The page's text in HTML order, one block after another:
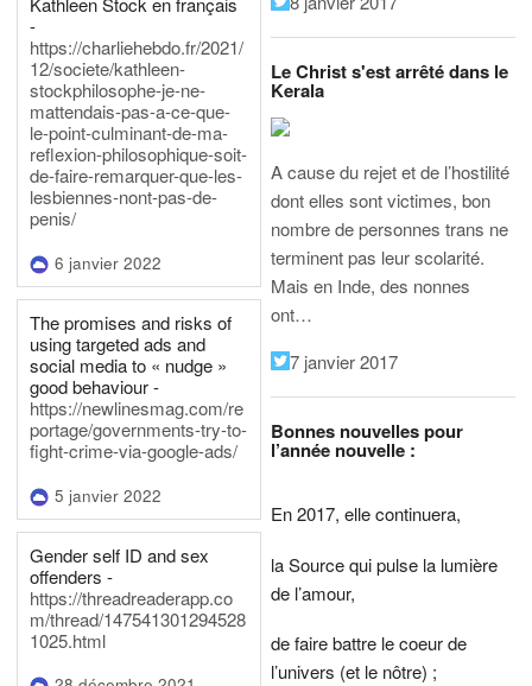
-
https://charliehebdo.fr/2021/
12/societe/kathleen-
stockphilosophe-je-ne-
mattendais-pas-a-ce-que-
le-point-culminant-de-ma-
reflexion-philosophique-soit-
de-faire-remarquer-que-les-
lesbiennes-nont-pas-de-
penis/
6 janvier 2022
The promises and risks of
using targeted ads and
social media to « nudge »
good behaviour -
https://newlinesmag.com/re
portage/governments-try-to-
fight-crime-via-google-ads/
5 janvier 2022
Gender self ID and sex
offenders -
https://threadreaderapp.co
m/thread/147541301294528
1025.html
Le Christ s'est arrêté dans le
Kerala
A cause du rejet et de l’hostilité
dont elles sont victimes, bon
nombre de personnes trans ne
terminent pas leur scolarité.
Mais en Inde, des nonnes
ont…
7 janvier 2017
Bonnes nouvelles pour
l’année nouvelle :
En 2017, elle continuera,
la Source qui pulse la lumière
de l’amour,
de faire battre le coeur de
l’univers (et le nôtre) ;